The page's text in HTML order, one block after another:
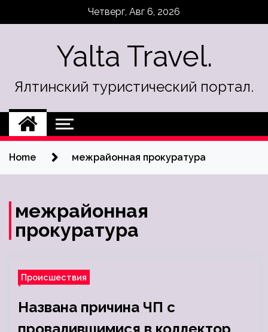
Четверг, Авг 6, 2026
Yalta Travel.
Ялтинский туристический портал.
Home межрайонная прокуратура
межрайонная
прокуратура
Происшествия
Названа причина ЧП с